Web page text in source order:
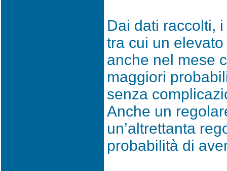
Dai dati raccolti,
tra cui un
anche nel mese
maggiori
senza
Anche un
un’altrettanta
probabilità di